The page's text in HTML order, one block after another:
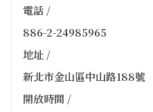
電話 /
886-2-24985965
地址 /
新北市金山區中山路188號
開放時間 /